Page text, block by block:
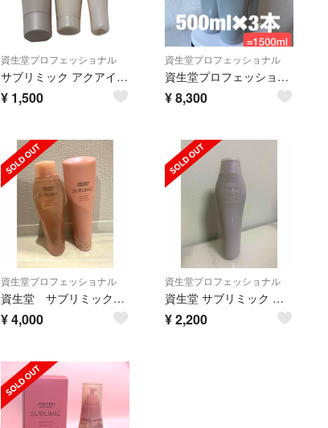
資生堂プロフェッショナル
サブリミック アクアインテンシブ トリートメント W 250g 資生堂
¥ 1,500
資生堂プロフェッショナル
資生堂プロフェッショナル アデノバイタル シャンプー 500ml×3本
¥8,300
資生堂プロフェッショナル
資生堂 サブリミックエアリーフロー シャンプーa &トリートメントa
¥4,000
資生堂プロフェッショナル
資生堂 サブリミック アデノバイタル シャンプー 250ml
¥2,200